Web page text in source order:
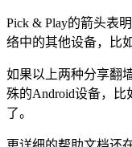
Pick & Play的箭头表
络中的其他设备，比
如果以上两种分享翻
殊的Android设备，
了。